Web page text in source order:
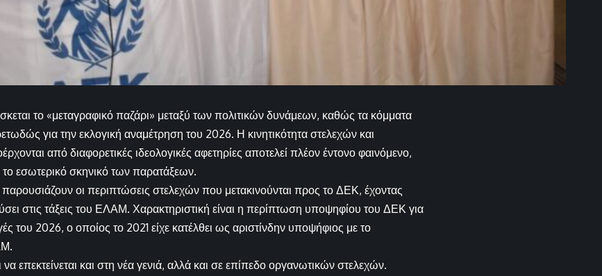
το «μεταγραφικό παζάρι» μεταξύ των πολιτικών δυνάμεων, καθώς τα κόμματα
για την εκλογική αναμέτρηση του 2026. Η κινητικότητα στελεχών και
από διαφορετικές ιδεολογικές αφετηρίες αποτελεί πλέον έντονο φαινόμενο,
εσωτερικό σκηνικό των παρατάξεων.
παρουσιάζουν οι περιπτώσεις στελεχών που μετακινούνται προς το ΔΕΚ, έχοντας
στις τάξεις του ΕΛΑΜ. Χαρακτηριστική είναι η περίπτωση υποψηφίου του ΔΕΚ για
του 2026, ο οποίος το 2021 είχε κατέλθει ως αριστίνδην υποψήφιος με το
επεκτείνεται και στη νέα γενιά, αλλά και σε επίπεδο οργανωτικών στελεχών.